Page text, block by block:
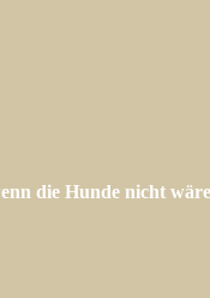
die Hunde nicht